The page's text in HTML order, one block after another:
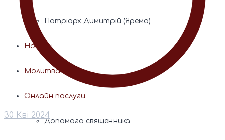
Патріарх Димитрій (Ярема)
Новини
Молитва
Онлайн послуги
Допомога священника
30 Кві 2024